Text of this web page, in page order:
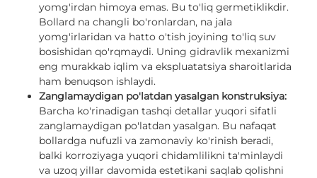
yomg'irdan himoya emas. Bu to'liq germetiklikdir.
Bollard na changli bo'ronlardan, na jala
yomg'irlaridan va hatto o'tish joyining to'liq suv
bosishidan qo'rqmaydi. Uning gidravlik mexanizmi
eng murakkab iqlim va ekspluatatsiya sharoitlarida
ham benuqson ishlaydi.
Zanglamaydigan po'latdan yasalgan konstruksiya:
Barcha ko'rinadigan tashqi detallar yuqori sifatli
zanglamaydigan po'latdan yasalgan. Bu nafaqat
bollardga nufuzli va zamonaviy ko'rinish beradi,
balki korroziyaga yuqori chidamlilikni ta'minlaydi
va uzoq yillar davomida estetikani saqlab qolishni